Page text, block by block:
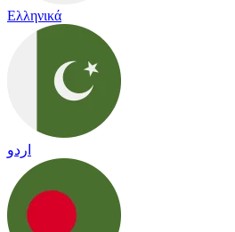
Ελληνικά
اردو